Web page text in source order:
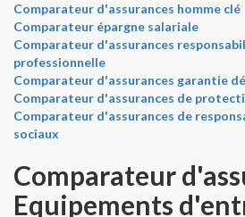
Comparateur d'assurances homme clé
Comparateur épargne salariale
Comparateur d'assurances
professionnelle
Comparateur d'assurances garantie
Comparateur d'assurances de
Comparateur d'assurances de
sociaux
Comparateur
Equipements